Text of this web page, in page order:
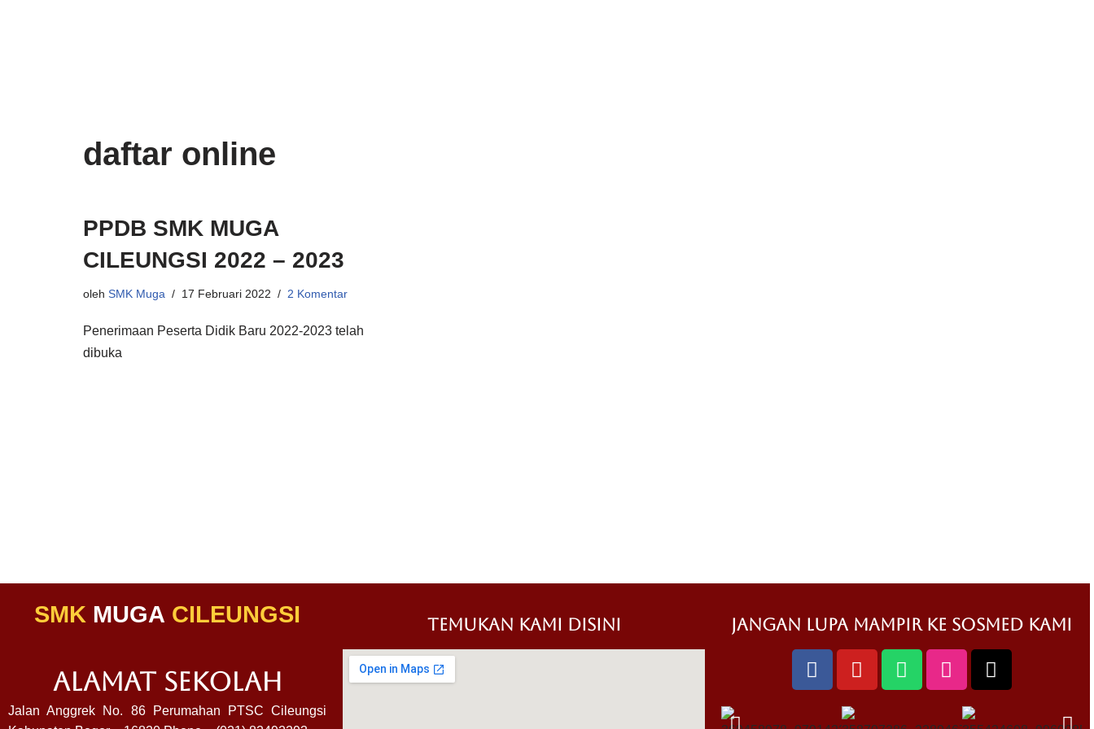
daftar online
PPDB SMK MUGA
CILEUNGSI 2022 – 2023
oleh SMK Muga 17 Februari 2022 2 Komentar
Penerimaan Peserta Didik Baru 2022-2023 telah
dibuka
SMK MUGA CILEUNGSI
ALAMAT SEKOLAH
Jalan Anggrek No. 86 Perumahan PTSC Cileungsi
TEMUKAN KAMI DISINI jangan lupa mampir ke sosmed kami